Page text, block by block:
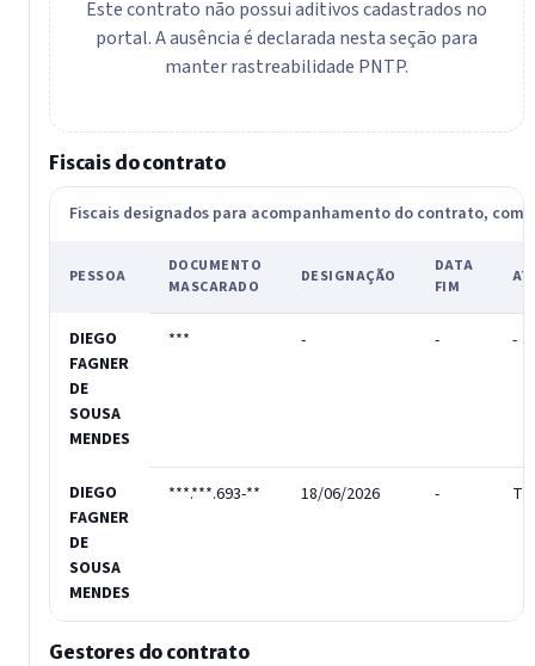
Este contrato não possui aditivos cadastrados no
portal. A ausência é declarada nesta seção para
manter rastreabilidade PNTP.
Fiscais do contrato
Fiscais designados para acompanhamento do contrato, com
PESSOA
DOCUMENTO
MASCARADO
DESIGNAÇÃO
DATA
FIM
DIEGO
FAGNER
DE
SOUSA
MENDES
*** - - -
DIEGO
FAGNER
DE
SOUSA
MENDES
***.***.693-** 18/06/2026 -
Gestores do contrato